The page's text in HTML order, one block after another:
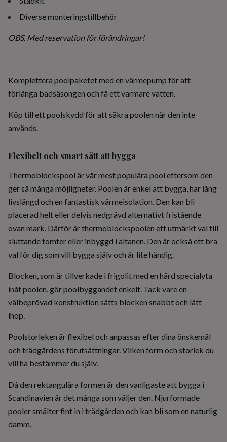
Diverse monteringstillbehör
OBS. Med reservation för förändringar!
Komplettera poolpaketet med en värmepump för att
förlänga badsäsongen och få ett varmare vatten.
Köp till ett poolskydd för att säkra poolen när den inte
används.
Flexibelt och smart sätt att bygga
Thermoblockspool är vår mest populära pool eftersom den
ger så många möjligheter. Poolen är enkel att bygga, har lång
livslängd och en fantastisk värmeisolation. Den kan bli
placerad helt eller delvis nedgrävd alternativt fristående
ovan mark. Därför är thermoblockspoolen ett utmärkt val till
sluttande tomter eller inbyggd i altanen. Den är också ett bra
val för dig som vill bygga själv och är lite händig.
Blocken, som är tillverkade i frigolit med en hård specialyta
inåt poolen, gör poolbyggandet enkelt. Tack vare en
välbeprövad konstruktion sätts blocken snabbt och lätt
ihop.
Poolstorleken är flexibel och anpassas efter dina önskemål
och trädgårdens förutsättningar. Vilken form och storlek du
vill ha bestämmer du själv.
Då den rektangulära formen är den vanligaste att bygga i
Scandinavien är det många som väljer den. Njurformade
pooler smälter fint in i trädgården och kan bli som en naturlig
damm.